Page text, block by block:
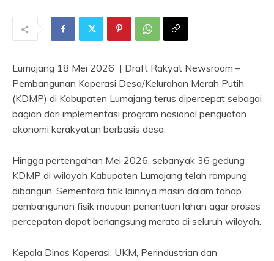
Lumajang 18 Mei 2026 | Draft Rakyat Newsroom –
Pembangunan Koperasi Desa/Kelurahan Merah Putih
(KDMP) di Kabupaten Lumajang terus dipercepat sebagai
bagian dari implementasi program nasional penguatan
ekonomi kerakyatan berbasis desa.
Hingga pertengahan Mei 2026, sebanyak 36 gedung
KDMP di wilayah Kabupaten Lumajang telah rampung
dibangun. Sementara titik lainnya masih dalam tahap
pembangunan fisik maupun penentuan lahan agar proses
percepatan dapat berlangsung merata di seluruh wilayah.
Kepala Dinas Koperasi, UKM, Perindustrian dan